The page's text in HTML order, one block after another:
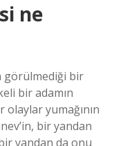
ne
görülmediği bir
bir adamın
olaylar yumağının
bir yandan
yandan da onu